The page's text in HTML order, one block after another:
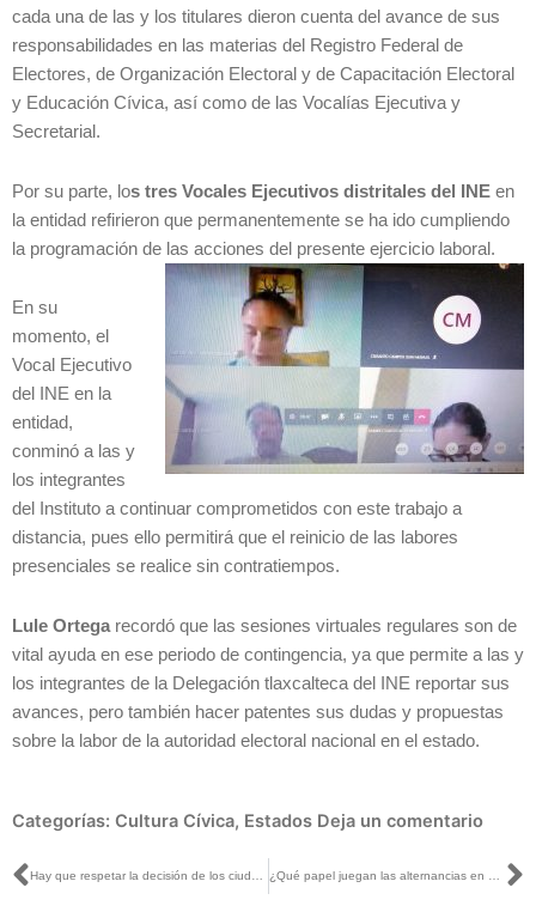
cada una de las y los titulares dieron cuenta del avance de sus
responsabilidades en las materias del Registro Federal de
Electores, de Organización Electoral y de Capacitación Electoral
y Educación Cívica, así como de las Vocalías Ejecutiva y
Secretarial.
Por su parte, los tres Vocales Ejecutivos distritales del INE en
la entidad refirieron que permanentemente se ha ido cumpliendo
la programación de las acciones del presente ejercicio laboral.
En su
momento, el
Vocal Ejecutivo
del INE en la
entidad,
conminó a las y
los integrantes
del Instituto a continuar comprometidos con este trabajo a
distancia, pues ello permitirá que el reinicio de las labores
presenciales se realice sin contratiempos.
Lule Ortega recordó que las sesiones virtuales regulares son de
vital ayuda en ese periodo de contingencia, ya que permite a las y
los integrantes de la Delegación tlaxcalteca del INE reportar sus
avances, pero también hacer patentes sus dudas y propuestas
sobre la labor de la autoridad electoral nacional en el estado.
Categorías: Cultura Cívica, Estados Deja un comentario
Ant